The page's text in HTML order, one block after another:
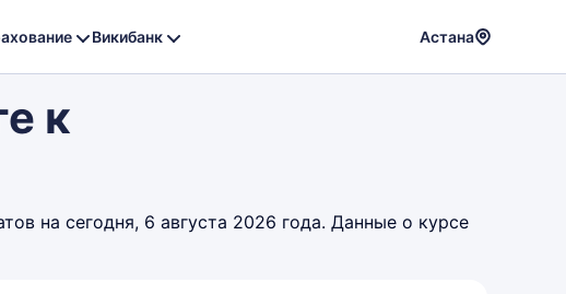
Викибанк Астана
к
на сегодня, 6 августа 2026 года. Данные о курсе